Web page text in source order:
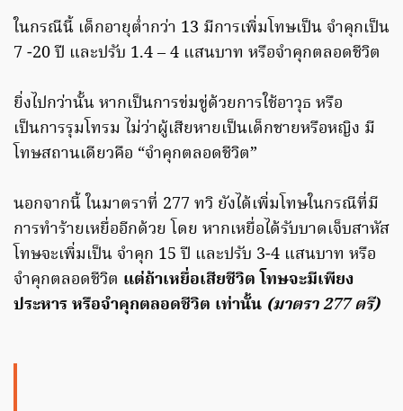
ในกรณีนี้ เด็กอายุต่ำกว่า 13 มีการเพิ่มโทษเป็น จำคุกเป็น
7 -20 ปี และปรับ 1.4 – 4 แสนบาท หรือจำคุกตลอดชีวิต
ยิ่งไปกว่านั้น หากเป็นการข่มขู่ด้วยการใช้อาวุธ หรือ
เป็นการรุมโทรม ไม่ว่าผู้เสียหายเป็นเด็กชายหรือหญิง มี
โทษสถานเดียวคือ “จำคุกตลอดชีวิต”
นอกจากนี้ ในมาตราที่ 277 ทวิ ยังได้เพิ่มโทษในกรณีที่มี
การทำร้ายเหยื่ออีกด้วย โดย หากเหยื่อได้รับบาดเจ็บสาหัส
โทษจะเพิ่มเป็น จำคุก 15 ปี และปรับ 3-4 แสนบาท หรือ
จำคุกตลอดชีวิต แต่ถ้าเหยื่อเสียชีวิต โทษจะมีเพียง
ประหาร หรือจำคุกตลอดชีวิต เท่านั้น (มาตรา 277 ตรี)